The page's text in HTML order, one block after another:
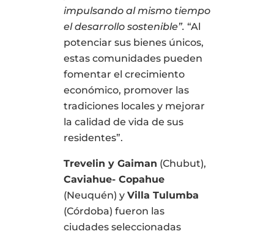
impulsando al mismo tiempo
el desarrollo sostenible”. “Al
potenciar sus bienes únicos,
estas comunidades pueden
fomentar el crecimiento
económico, promover las
tradiciones locales y mejorar
la calidad de vida de sus
residentes”.
Trevelin y Gaiman (Chubut),
Caviahue- Copahue
(Neuquén) y Villa Tulumba
(Córdoba) fueron las
ciudades seleccionadas